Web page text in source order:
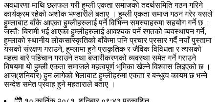
अवधारणा माथि छलफल गरी हुम्ली एकता समाजको तदर्थसमिति गठन गरिने
कार्यक्रम रहेको अशोक भण्डारीले बताए । हुम्ली एकता समाज गठन गरेर यसले
हुम्लाबाट बाँके आएका हुम्लीहरुलाई पर्ने विभिन्न समस्याहरुमा सहयोग गर्ने छ ।
जस्तैः बिरामी भई आएका हुम्लीहरुलाई आवश्यक पर्ने रगतको व्यवस्थापन गर्ने,
हुम्लाको स्थानीय लोकसांस्कृतिको बाँकेमा पनि प्रचार प्रसार गर्दै नयाँ पुस्तामा
यसको संरक्षण गराउने, हुम्लामा हुने प्राकृतिक र जैविक विविधता र त्यसको
महत्व बारे पहिचान गराउने तथा बजारीकरणको व्यवस्था समेत गर्ने गराउने
विषयमा यो हुम्ली एकता समाजले महत्वपूर्ण भूमिका खेल्ने विश्वास लिइएको छ ।
आज(शनिबार) हुन लागेको भेलाबाट हुम्लीहरुमा एकता र बन्धुत्व कायम छ भन्ने
सन्देश समेत प्रवाह हुने महताराले बताए ।